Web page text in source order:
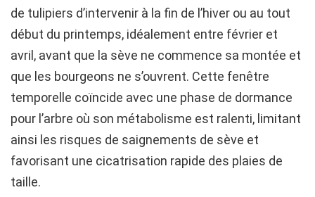
de tulipiers d’intervenir à la fin de l’hiver ou au tout
début du printemps, idéalement entre février et
avril, avant que la sève ne commence sa montée et
que les bourgeons ne s’ouvrent. Cette fenêtre
temporelle coïncide avec une phase de dormance
pour l’arbre où son métabolisme est ralenti, limitant
ainsi les risques de saignements de sève et
favorisant une cicatrisation rapide des plaies de
taille.